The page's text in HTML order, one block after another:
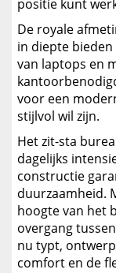
positie kunt
De royale
in diepte
van laptops en
voor een
stijlvol wil zijn.
Het zit-sta
dagelijks
constructie
duurzaamheid.
hoogte van het
overgang
nu typt,
comfort en de